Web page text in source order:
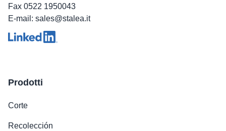
Fax 0522 1950043
E-mail: sales@stalea.it
Prodotti
Corte
Recolección